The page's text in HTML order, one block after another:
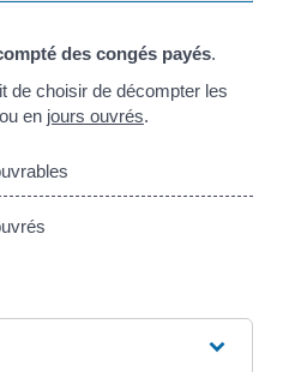
des congés payés.
de choisir de décompter les
ou en jours ouvrés.